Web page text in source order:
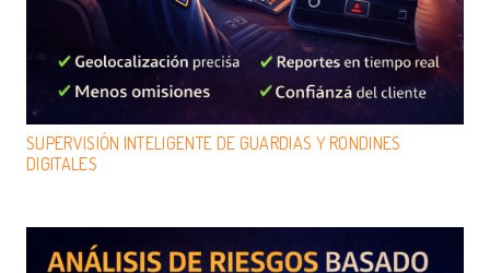
SUPERVISIÓN INTELIGENTE DE GUARDIAS Y RONDINES
DIGITALES